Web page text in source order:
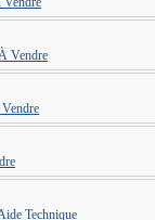
Vendre
Technique